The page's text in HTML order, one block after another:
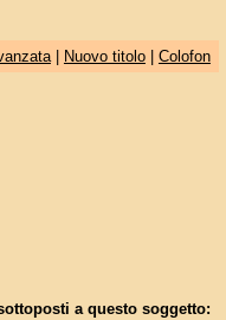
| Nuovo titolo| Colofon
a questo soggetto: